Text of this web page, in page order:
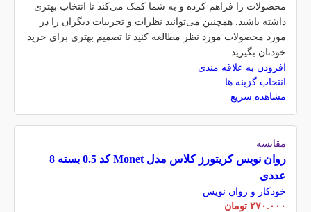
محصولات را فراهم کرده و به شما کمک می‌کند تا انتخاب بهتری
داشته باشید. همچنین می‌توانید نظرات و تجربیات دیگران را در
مورد محصولات مورد نظر مطالعه کنید تا تصمیم بهتری برای خرید
خودتان بگیرید.
افزودن به علاقه مندی
انتخاب گزینه ها
مشاهده سریع
مقایسه
روان نویس کریتورز کلاس مدل Monet کد 0.5 بسته 8
عددی
خودکار و روان نویس
۲۷۰.۰۰۰ تومان